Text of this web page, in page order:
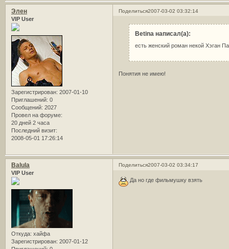
Поделиться2007-03-02 03:32:14
Элен
VIP User
Зарегистрирован: 2007-01-10
Приглашений: 0
Сообщений: 2027
Провел на форуме:
20 дней 2 часа
Последний визит:
2008-05-01 17:26:14
Betina написал(а):
есть женский роман некой Хэган
Понятия не имею!
Поделиться2007-03-02 03:34:17
Balula
VIP User
Откуда: хайфа
Зарегистрирован: 2007-01-12
Да но где фильмушку взять